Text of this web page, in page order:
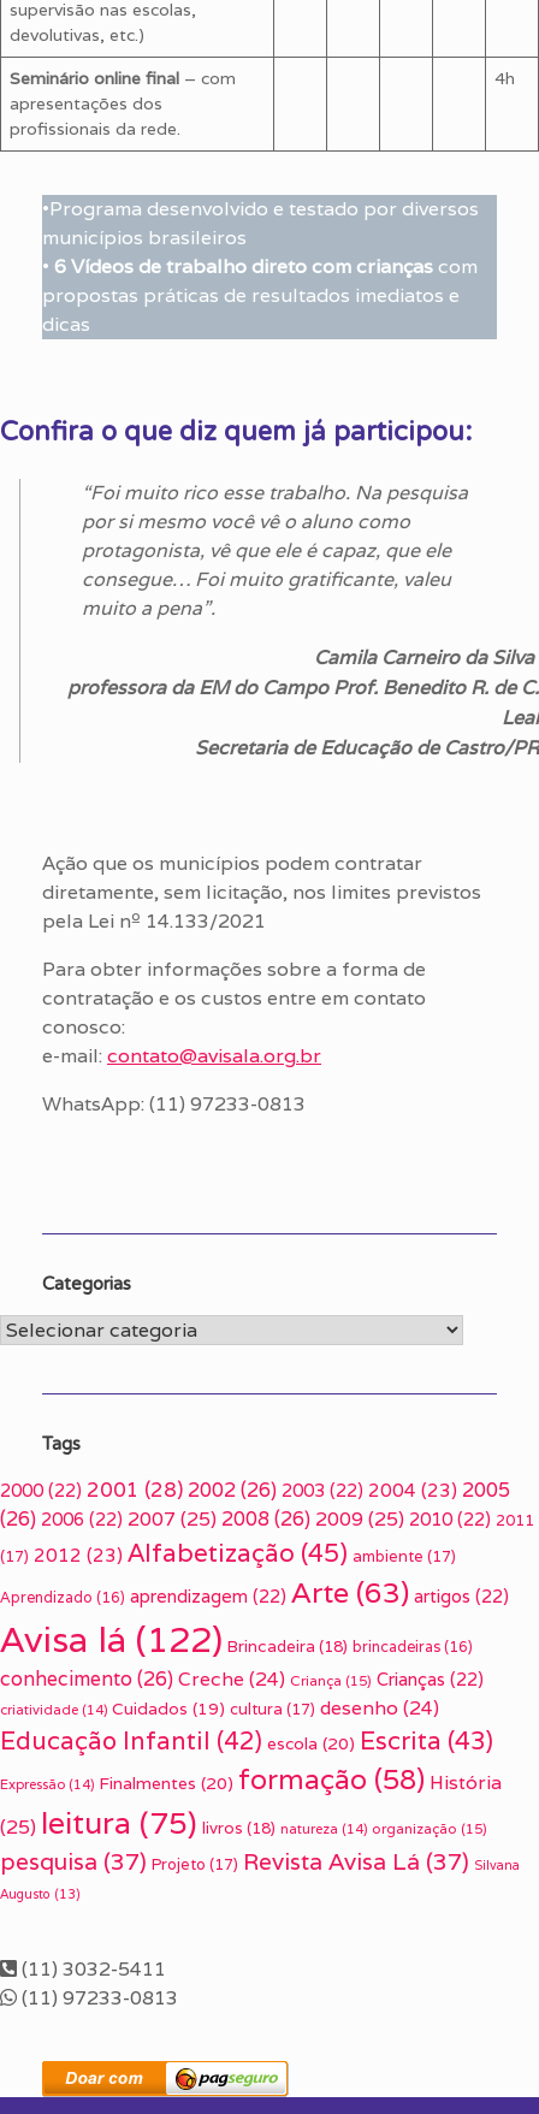
supervisão nas escolas,
devolutivas, etc.)
Seminário online final – com
apresentações dos
profissionais da rede.
4h
•Programa desenvolvido e testado por diversos
municípios brasileiros
• 6 Vídeos de trabalho direto com crianças com
propostas práticas de resultados imediatos e
dicas
Confira o que diz quem já participou:
“Foi muito rico esse trabalho. Na pesquisa
por si mesmo você vê o aluno como
protagonista, vê que ele é capaz, que ele
consegue… Foi muito gratificante, valeu
muito a pena”.
Camila Carneiro da Silva
professora da EM do Campo Prof. Benedito R. de C.
Leal
Secretaria de Educação de Castro/PR
Ação que os municípios podem contratar
diretamente, sem licitação, nos limites previstos
pela Lei nº 14.133/2021
Para obter informações sobre a forma de
contratação e os custos entre em contato
conosco:
e-mail: contato@avisala.org.br
WhatsApp: (11) 97233-0813
Categorias
Categorias
Tags
2000 (22) 2001 (28) 2002(26) 2003 (22) 2004 (23) 2005
(26) 2006 (22) 2007 (25) 2008(26) 2009(25) 2010 (22) 2011
(17) 2012 (23) Alfabetização (45) ambiente (17)
Aprendizado (16) aprendizagem (22) Arte (63) artigos (22)
Avisa lá (122) Brincadeira (18) brincadeiras (16)
conhecimento(26) Creche (24) Criança (15) Crianças (22)
criatividade (14) Cuidados (19) cultura (17) desenho (24)
Educação Infantil (42) escola (20) Escrita (43)
Expressão (14) Finalmentes (20) formação (58) História
(25) leitura (75) livros (18) natureza (14) organização (15)
pesquisa (37) Projeto (17) Revista Avisa Lá (37) Silvana
Augusto (13)
(11) 3032-5411
(11) 97233-0813